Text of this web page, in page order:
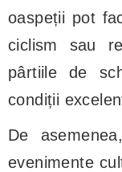
oaspeții pot
ciclism sau
pârtiile de
condiții
De
evenimente